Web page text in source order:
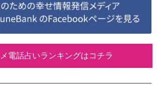
電話占いランキングはコチラ